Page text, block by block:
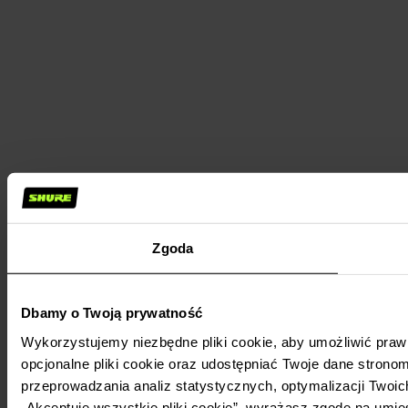
Zgoda
Dbamy o Twoją prywatność
Wykorzystujemy niezbędne pliki cookie, aby umożliwić
opcjonalne pliki cookie oraz udostępniać Twoje dane
przeprowadzania analiz statystycznych, optymalizacji